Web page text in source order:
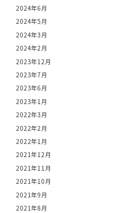
2024年6月
2024年5月
2024年3月
2024年2月
2023年12月
2023年7月
2023年6月
2023年1月
2022年3月
2022年2月
2022年1月
2021年12月
2021年11月
2021年10月
2021年9月
2021年8月